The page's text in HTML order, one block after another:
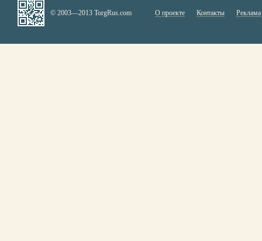
© 2003—2013 TorgRus.com О проекте Контакты Реклама